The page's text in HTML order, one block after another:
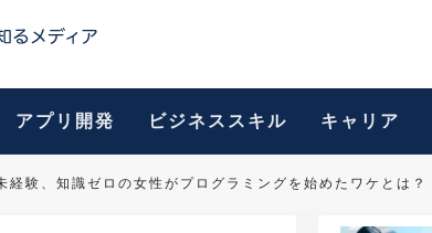
アプリ開発 ビジネススキル キャリア
経験、知識ゼロの女性がプログラミングを始めたワケとは？